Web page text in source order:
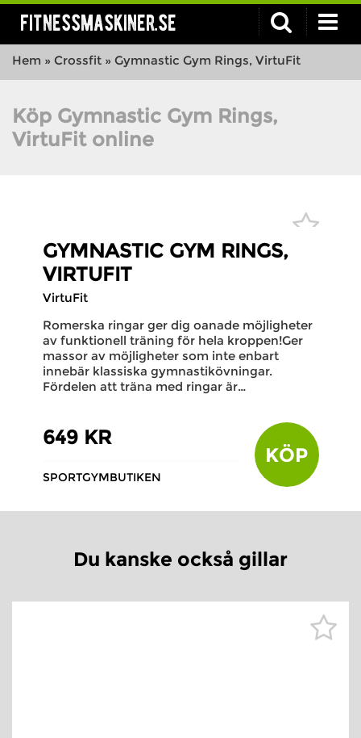
fitnessmaskiner.se
Hem » Crossfit » Gymnastic Gym Rings, VirtuFit
Köp Gymnastic Gym Rings,
VirtuFit online
GYMNASTIC GYM RINGS,
VIRTUFIT
VirtuFit
Romerska ringar ger dig oanade möjligheter
av funktionell träning för hela kroppen!Ger
massor av möjligheter som inte enbart
innebär klassiska gymnastikövningar.
Fördelen att träna med ringar är…
649 KR
SPORTGYMBUTIKEN
KÖP
Du kanske också gillar